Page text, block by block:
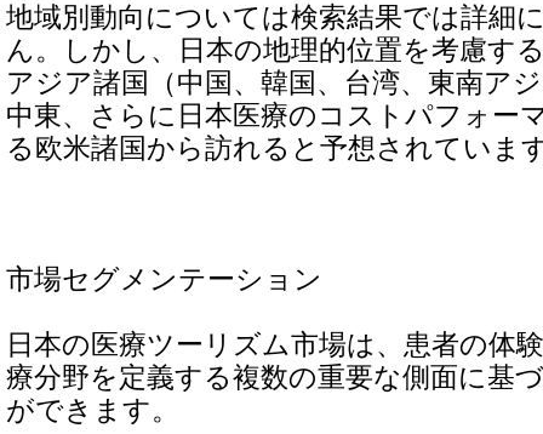
地域別動向については検索結果では詳細
ん。しかし、日本の地理的位置を考慮す
アジア諸国（中国、韓国、台湾、東南ア
中東、さらに日本医療のコストパフォー
る欧米諸国から訪れると予想されていま
市場セグメンテーション
日本の医療ツーリズム市場は、患者の体
療分野を定義する複数の重要な側面に基
ができます。